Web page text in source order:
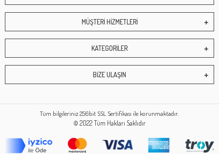
MÜŞTERİ HİZMETLERİ
KATEGORİLER
BİZE ULAŞIN
Tüm bilgileriniz 256bit SSL Sertifikası ile korunmaktadır.
© 2022Tüm Hakları Saklıdır